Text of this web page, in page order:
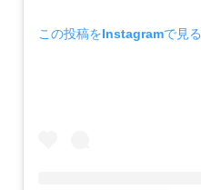
この投稿をInstagramで見る